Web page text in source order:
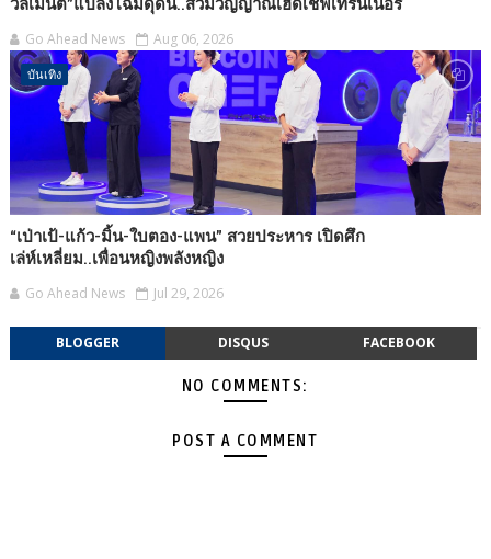
วิลเมนต์”แปลงโฉมดุดัน..สวมวิญญาณเฮดเชฟเทรนเนอร์
Go Ahead News Aug 06, 2026
บันเทิง
“เป่าเป้-แก้ว-มิ้น-ใบตอง-แพน” สวยประหาร เปิดศึก
เล่ห์เหลี่ยม..เพื่อนหญิงพลังหญิง
Go Ahead News Jul 29, 2026
BLOGGER DISQUS FACEBOOK
NO COMMENTS:
POST A COMMENT